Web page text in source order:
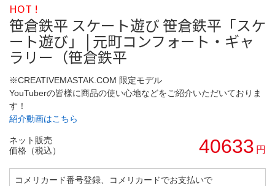
HOT !
笹倉鉄平 スケート遊び 笹倉鉄平「スケ
ート遊び」 | 元町コンフォート・ギャ
ラリー（笹倉鉄平
※CREATIVEMASTAK.COM 限定モデル
YouTuberの皆様に商品の使い心地などをご紹介いただいておりま
す！
紹介動画はこちら
ネット販売
価格（税込）
40633 円
コメリカード番号登録、コメリカードでお支払いで